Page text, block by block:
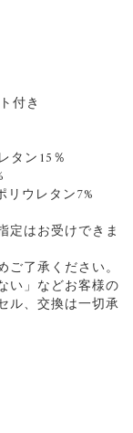
付き
タン15％
ウレタン7%
はお受けできま
了承ください。
い」などお客様の
ル、交換は一切承